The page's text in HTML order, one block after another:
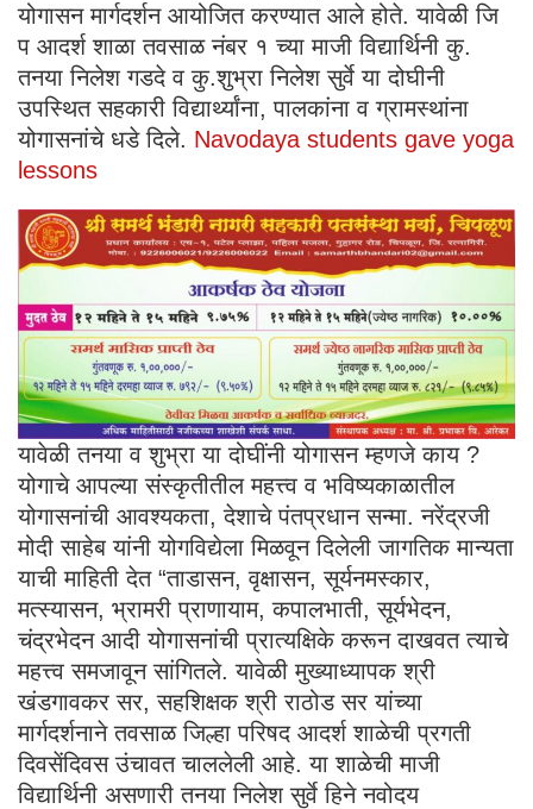
योगासन मार्गदर्शन आयोजित करण्यात आले होते. यावेळी जि
प आदर्श शाळा तवसाळ नंबर १ च्या माजी विद्यार्थिनी कु.
तनया निलेश गडदे व कु.शुभ्रा निलेश सुर्वे या दोघीनी
उपस्थित सहकारी विद्यार्थ्यांना, पालकांना व ग्रामस्थांना
योगासनांचे धडे दिले. Navodaya students gave yoga
lessons
यावेळी तनया व शुभ्रा या दोघींनी योगासन म्हणजे काय ?
योगाचे आपल्या संस्कृतीतील महत्त्व व भविष्यकाळातील
योगासनांची आवश्यकता, देशाचे पंतप्रधान सन्मा. नरेंद्रजी
मोदी साहेब यांनी योगविद्येला मिळवून दिलेली जागतिक मान्यता
याची माहिती देत “ताडासन, वृक्षासन, सूर्यनमस्कार,
मत्स्यासन, भ्रामरी प्राणायाम, कपालभाती, सूर्यभेदन,
चंद्रभेदन आदी योगासनांची प्रात्यक्षिके करून दाखवत त्याचे
महत्त्व समजावून सांगितले. यावेळी मुख्याध्यापक श्री
खंडगावकर सर, सहशिक्षक श्री राठोड सर यांच्या
मार्गदर्शनाने तवसाळ जिल्हा परिषद आदर्श शाळेची प्रगती
दिवसेंदिवस उंचावत चाललेली आहे. या शाळेची माजी
विद्यार्थिनी असणारी तनया निलेश सुर्वे हिने नवोदय